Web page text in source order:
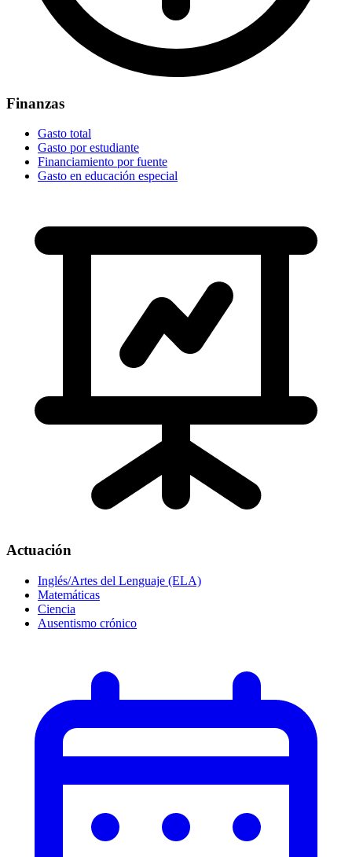
Finanzas
Gasto total
Gasto por estudiante
Financiamiento por fuente
Gasto en educación especial
Actuación
Inglés/Artes del Lenguaje (ELA)
Matemáticas
Ciencia
Ausentismo crónico